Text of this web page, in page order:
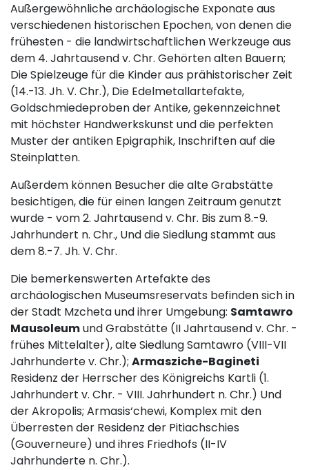
Außergewöhnliche archäologische Exponate aus
verschiedenen historischen Epochen, von denen die
frühesten - die landwirtschaftlichen Werkzeuge aus
dem 4. Jahrtausend v. Chr. Gehörten alten Bauern;
Die Spielzeuge für die Kinder aus prähistorischer Zeit
(14.-13. Jh. V. Chr.), Die Edelmetallartefakte,
Goldschmiedeproben der Antike, gekennzeichnet
mit höchster Handwerkskunst und die perfekten
Muster der antiken Epigraphik, Inschriften auf die
Steinplatten.
Außerdem können Besucher die alte Grabstätte
besichtigen, die für einen langen Zeitraum genutzt
wurde - vom 2. Jahrtausend v. Chr. Bis zum 8.-9.
Jahrhundert n. Chr., Und die Siedlung stammt aus
dem 8.-7. Jh. V. Chr.
Die bemerkenswerten Artefakte des
archäologischen Museumsreservats befinden sich in
der Stadt Mzcheta und ihrer Umgebung: Samtawro
Mausoleumund Grabstätte (II Jahrtausend v. Chr. -
frühes Mittelalter), alte Siedlung Samtawro (VIII-VII
Jahrhunderte v. Chr.); Armasziche-Bagineti
Residenz der Herrscher des Königreichs Kartli (1.
Jahrhundert v. Chr. - VIII. Jahrhundert n. Chr.) Und
der Akropolis; Armasis‘chewi, Komplex mit den
Überresten der Residenz der Pitiachschies
(Gouverneure) und ihres Friedhofs (II-IV
Jahrhunderte n. Chr.).